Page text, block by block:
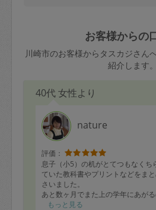
お客様からの
川崎市のお客様からタスカジさん
紹介します。
40代 女性より
nature
評価：
息子（小5）の机がとてつもなくち
ていた教科書やプリントなどをま
さいました。
あと数ヶ月でまた上の学年にあが
やりやすくなりとても助かりました
もっと見る